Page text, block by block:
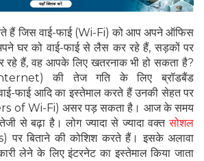
हैं जिस वाई-फाई (Wi-Fi) को आप अपने ऑफिस
घर को वाई-फाई से लैस कर रहे हैं, सड़कों पर
रहे हैं, वह आपके लिए खतरनाक भी हो सकता है?
की तेज गति के लिए ब्रॉडबैंड
फाई आदि का इस्तेमाल करते हैं उनकी सेहत पर
of Wi-Fi) असर पड़ सकता है। आज के समय
से बढ़ा है। लोग ज्यादा से ज्यादा वक्तसोशल
पर बिताने की कोशिश करते हैं। इसके अलावा
लेने के लिए इंटरनेट का इस्तेमाल किया जाता